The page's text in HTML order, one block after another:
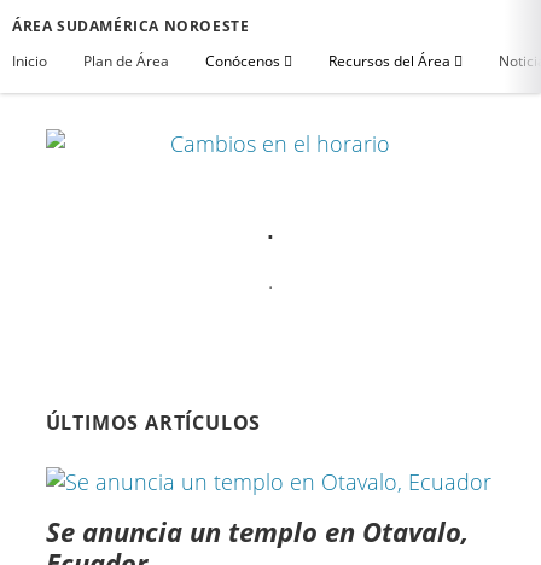
ÁREA SUDAMÉRICA NOROESTE
Inicio
Plan de Área Conócenos Recursos del Área
.
.
ÚLTIMOS ARTÍCULOS
Se anuncia un templo en Otavalo,